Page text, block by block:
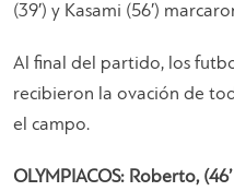
(39′) y Kasami (56′)
Al final del partido, los
recibieron la ovación de
el campo.
OLYMPIACOS: Roberto,